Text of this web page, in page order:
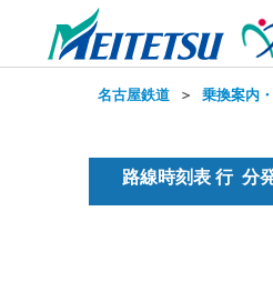
名古屋鉄道 ＞ 乗換案内
路線時刻表 行 分